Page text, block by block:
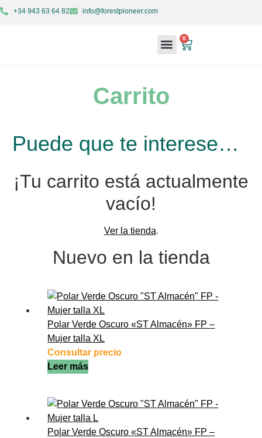
+34 943 63 64 82 info@forestpioneer.com
0
Carrito
Puede que te interese…
¡Tu carrito está actualmente
vacío!
Ver la tienda.
Nuevo en la tienda
Polar Verde Oscuro «ST Almacén» FP –
Mujer talla XL
Consultar precio
Leer más
Polar Verde Oscuro «ST Almacén» FP –